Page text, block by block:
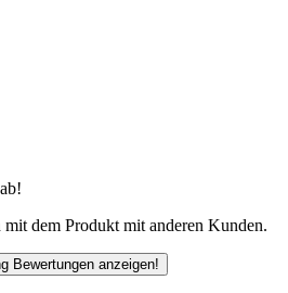
dem Produkt mit anderen Kunden.
Bewertungen anzeigen!